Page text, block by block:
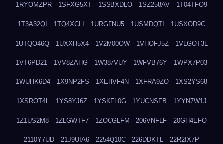
1RYOMZPR 1SFXG5XT 1SSBXDLO 1SZ258AV 1T04TFO9
1T3A32QI 1TQ4XCLI 1URGFNU5 1USMDQTI 1USXOD9C
1UTQO46Q 1UXXH5X4 1V2M00OW 1VHOFJ5Z 1VLGOT3L
1VT6PD21 1VV8ZAHG 1W387VUY 1WFVB76Y 1WPX7P03
1WUHK6D4 1X9NP2FS 1XEHVF4N 1XFRA9ZO 1XS2YS68
1XSROT4L 1YS8YJ6Z 1YSKFL0G 1YUCNSFB 1YYN7W1J
1Z1US2M8 1ZLGWTF7 1ZOCGLFM 206VNFLF 20GH4EFO
2110Y7UD 21J9UIA6 2254Q10C 226DDKTL 22R2IX7P